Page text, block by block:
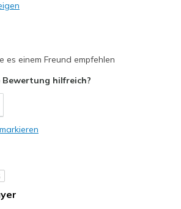
Feels true to width
Feels true to size
es einem Freund empfehlen
Bewertung hilfreich?